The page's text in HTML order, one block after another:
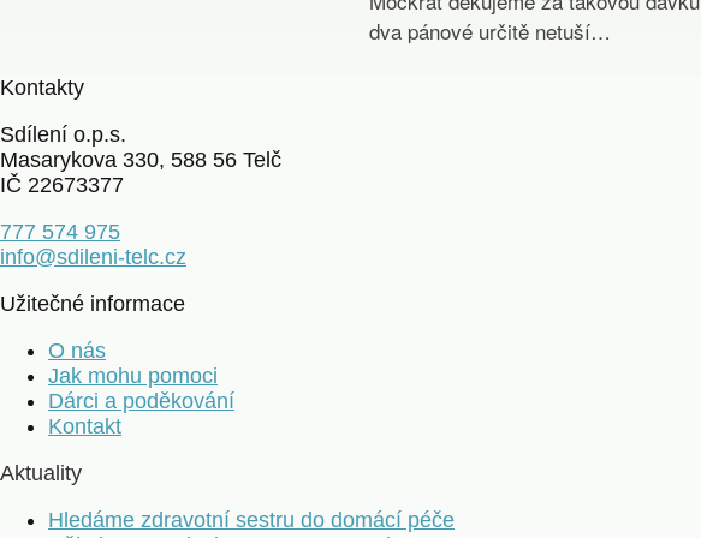
dva pánové určitě netuší…
Kontakty
Sdílení o.p.s.
Masarykova 330, 588 56 Telč
IČ 22673377
777 574 975
info@sdileni-telc.cz
Užitečné informace
O nás
Jak mohu pomoci
Dárci a poděkování
Kontakt
Aktuality
Hledáme zdravotní sestru do domácí péče